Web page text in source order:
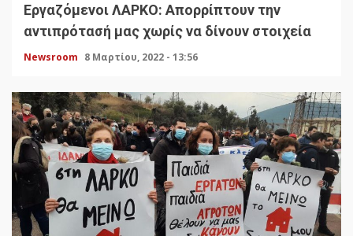
Εργαζόμενοι ΛΑΡΚΟ: Απορρίπτουν την
αντιπρότασή μας χωρίς να δίνουν στοιχεία
Newsroom 8 Μαρτίου, 2022 - 13:56